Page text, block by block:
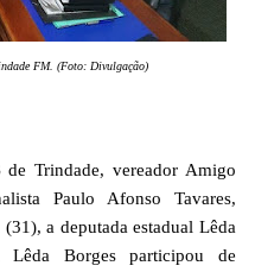
FM. (Foto: Divulgação)
Trindade, vereador Amigo
Paulo Afonso Tavares,
a deputada estadual Lêda
Lêda Borges participou de